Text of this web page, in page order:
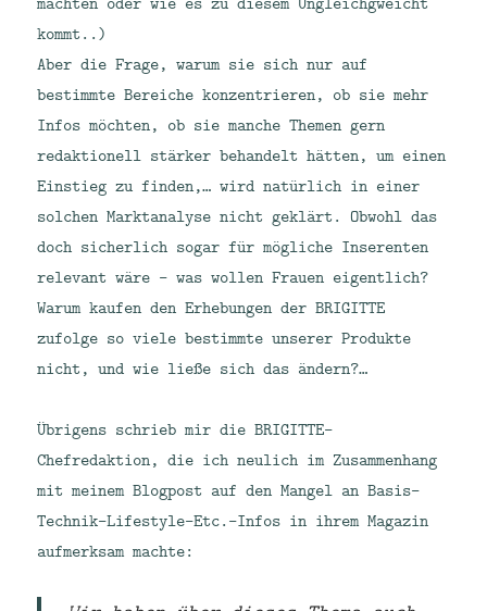
kommt..)
Aber die Frage, warum sie sich nur auf
bestimmte Bereiche konzentrieren, ob sie mehr
Infos möchten, ob sie manche Themen gern
redaktionell stärker behandelt hätten, um einen
Einstieg zu finden,… wird natürlich in einer
solchen Marktanalyse nicht geklärt. Obwohl das
doch sicherlich sogar für mögliche Inserenten
relevant wäre – was wollen Frauen eigentlich?
Warum kaufen den Erhebungen der BRIGITTE
zufolge so viele bestimmte unserer Produkte
nicht, und wie ließe sich das ändern?…
Übrigens schrieb mir die BRIGITTE-
Chefredaktion, die ich neulich im Zusammenhang
mit meinem Blogpost auf den Mangel an Basis-
Technik-Lifestyle-Etc.-Infos in ihrem Magazin
aufmerksam machte: